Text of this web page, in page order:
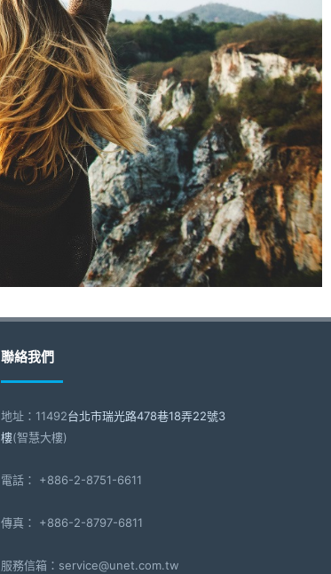
聯絡我們
地址：11492台北市瑞光路478巷18弄22號3
樓(智慧大樓)
電話： +886-2-8751-6611
傳真： +886-2-8797-6811
服務信箱：service@unet.com.tw